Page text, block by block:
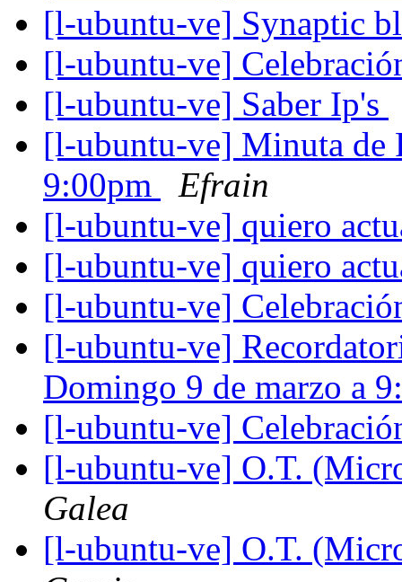
[l-ubuntu-ve] Synaptic
[l-ubuntu-ve]
[l-ubuntu-ve] Saber Ip's
[l-ubuntu-ve] Minuta de
9:00pm
Efrain
[l-ubuntu-ve] quiero
[l-ubuntu-ve] quiero
[l-ubuntu-ve]
[l-ubuntu-ve]
Domingo 9 de marzo a
[l-ubuntu-ve]
[l-ubuntu-ve] O.T.
Galea
[l-ubuntu-ve] O.T.